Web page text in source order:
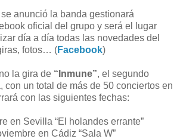
anunció la banda gestionará
oficial del grupo y será el lugar
día a día todas las novedades del
fotos… (Facebook)
la gira de “Inmune”, el segundo
con un total de más de 50 conciertos en
con las siguientes fechas:
en Sevilla “El holandes errante”
en Cádiz “Sala W”